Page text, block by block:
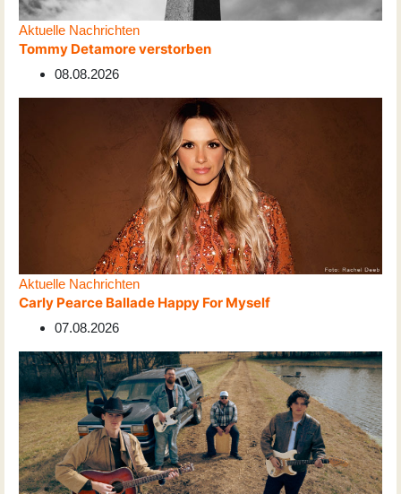
Aktuelle Nachrichten
Tommy Detamore verstorben
08.08.2026
Aktuelle Nachrichten
Carly Pearce Ballade Happy For Myself
07.08.2026